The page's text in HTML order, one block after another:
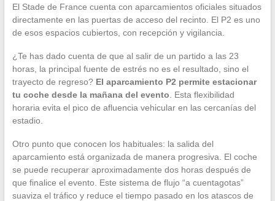
El Stade de France cuenta con aparcamientos oficiales situados
directamente en las puertas de acceso del recinto. El P2 es uno
de esos espacios cubiertos, con recepción y vigilancia.
¿Te has dado cuenta de que al salir de un partido a las 23
horas, la principal fuente de estrés no es el resultado, sino el
trayecto de regreso? El aparcamiento P2 permite estacionar
tu coche desde la mañana del evento . Esta flexibilidad
horaria evita el pico de afluencia vehicular en las cercanías del
estadio.
Otro punto que conocen los habituales: la salida del
aparcamiento está organizada de manera progresiva. El coche
se puede recuperar aproximadamente dos horas después de
que finalice el evento. Este sistema de flujo “a cuentagotas”
suaviza el tráfico y reduce el tiempo pasado en los atascos de